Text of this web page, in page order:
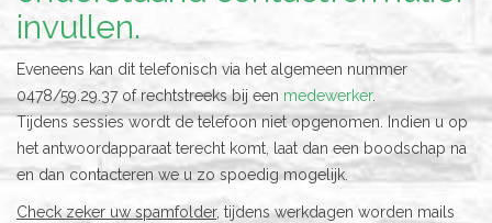
invullen.
Eveneens kan dit telefonisch via het algemeen nummer
0478/59.29.37 of rechtstreeks bij een medewerker.
Tijdens sessies wordt de telefoon niet opgenomen. Indien u op
het antwoordapparaat terecht komt, laat dan een boodschap na
en dan contacteren we u zo spoedig mogelijk.
Check zeker uw spamfolder, tijdens werkdagen worden mails